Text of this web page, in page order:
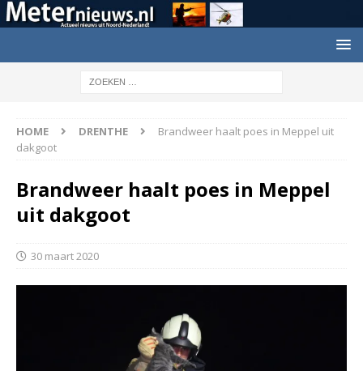
HOME DRENTHE
Brandweer haalt poes in Meppel uit
dakgoot
Brandweer haalt poes in Meppel
uit dakgoot
30 maart 2020